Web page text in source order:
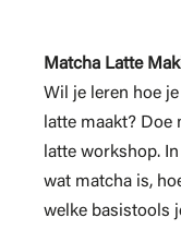
Matcha Latte
Wil je leren hoe
latte maakt? Doe
latte workshop.
wat matcha is,
welke basistools